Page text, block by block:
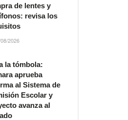
de lentes y
revisa los
2026
la tómbola:
aprueba
al Sistema de
Escolar y
avanza al